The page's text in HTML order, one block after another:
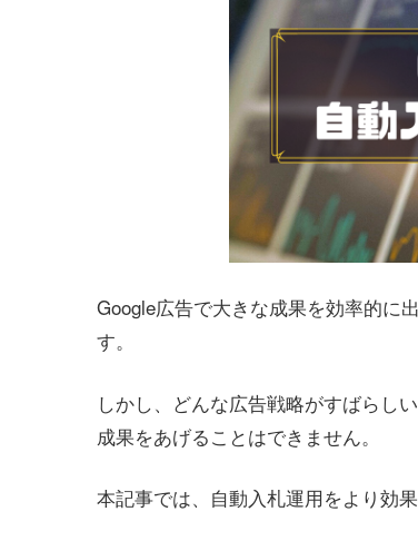
Google広告で大きな成果を効率的に
す。
しかし、どんな広告戦略がすばらし
成果をあげることはできません。
本記事では、自動入札運用をより効